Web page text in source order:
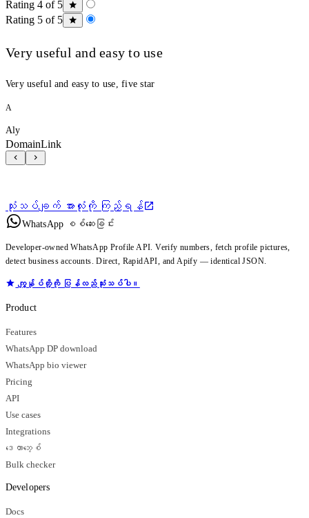
Rating 4 of 5
Rating 5 of 5
Very useful and easy to use
Very useful and easy to use, five star
A
Aly
DomainLink
သုံးသပ်ချက် အားလုံးကို ကြည့်ရန်
WhatsApp စစ်ဆေးခြင်း
Developer-owned WhatsApp Profile API. Verify numbers, fetch profile pictures,
detect business accounts. Direct, RapidAPI, and Apify — identical JSON.
ကျွန်ုပ်တို့ကို ပြန်လည်သုံးသပ်ပါ။
Product
Features
WhatsApp DP download
WhatsApp bio viewer
Pricing
API
Use cases
Integrations
ဒေတာဘေ့စ်
Bulk checker
Developers
Docs